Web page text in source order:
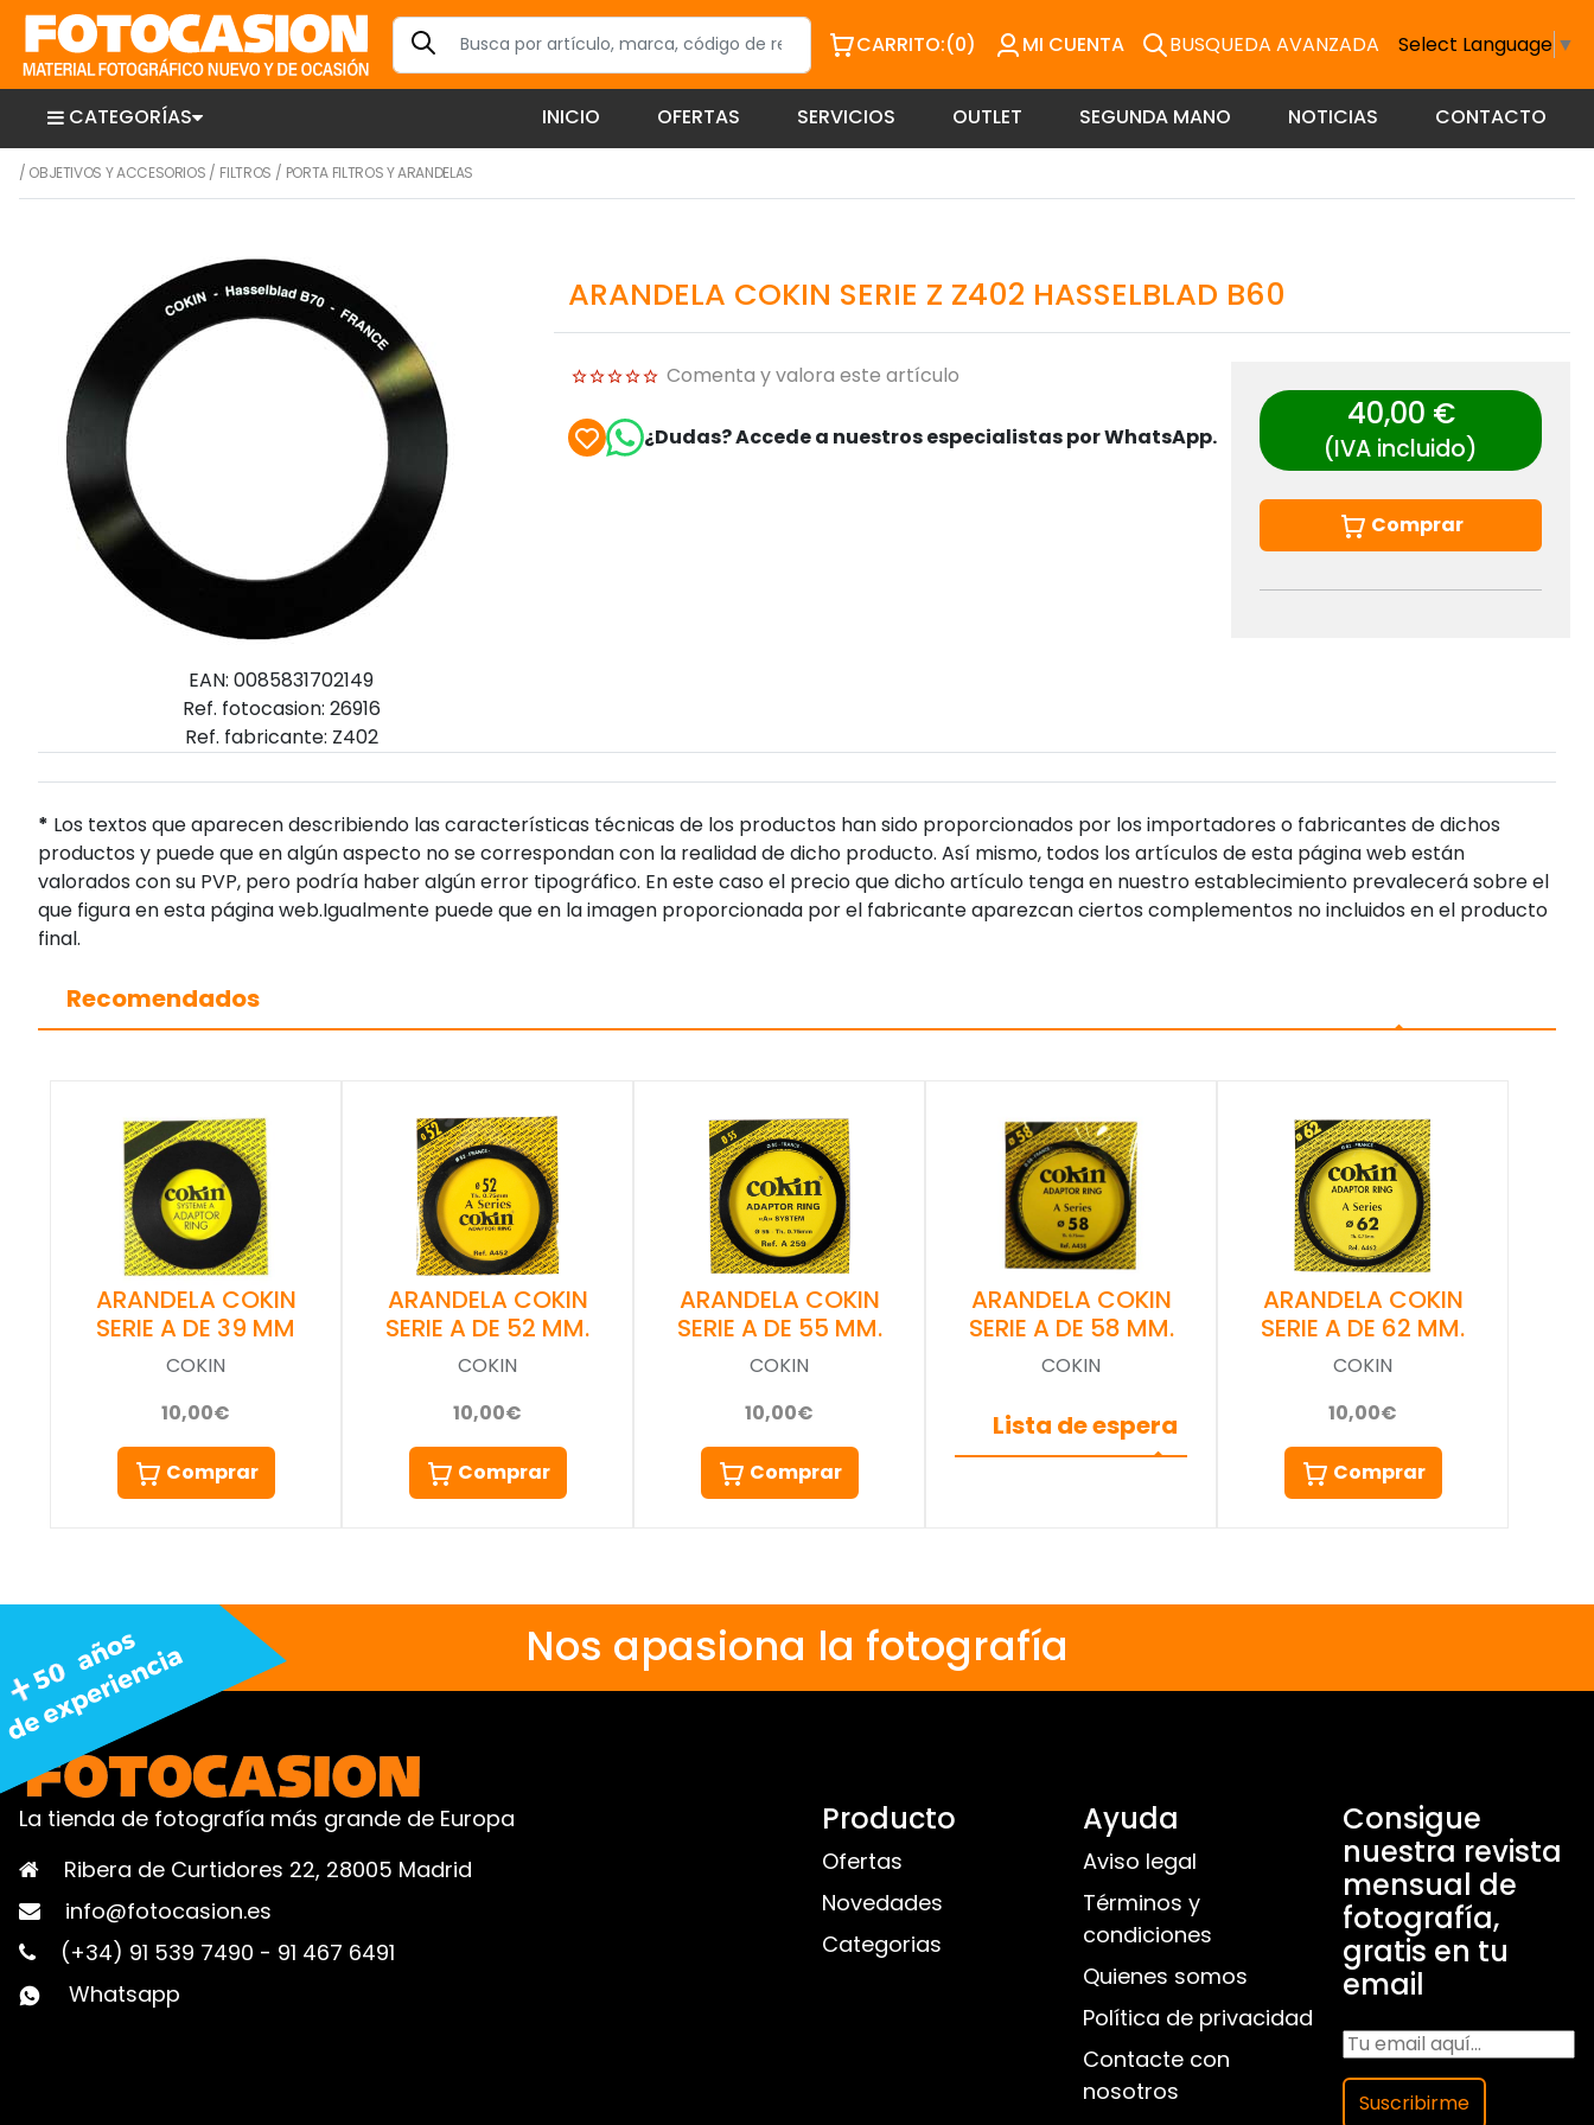
CARRITO:(0) MI CUENTA BUSQUEDA AVANZADA Select Language ▼
CATEGORÍAS INICIO OFERTAS SERVICIOS OUTLET SEGUNDA MANO NOTICIAS CONTACTO
/ OBJETIVOS Y ACCESORIOS / FILTROS / PORTA FILTROS Y ARANDELAS
EAN: 0085831702149
Ref. fotocasion: 26916
Ref. fabricante: Z402
ARANDELA COKIN SERIE Z Z402 HASSELBLAD B60
Comenta y valora este artículo
¿Dudas? Accede a nuestros especialistas por WhatsApp.
40,00 €
(IVA incluido)
Comprar
* Los textos que aparecen describiendo las características técnicas de los productos han sido proporcionados por los importadores o fabricantes de dichos
productos y puede que en algún aspecto no se correspondan con la realidad de dicho producto. Así mismo, todos los artículos de esta página web están
valorados con su PVP, pero podría haber algún error tipográfico. En este caso el precio que dicho artículo tenga en nuestro establecimiento prevalecerá sobre el
que figura en esta página web.Igualmente puede que en la imagen proporcionada por el fabricante aparezcan ciertos complementos no incluidos en el producto
final.
Recomendados
ARANDELA COKIN
SERIE A DE 39 MM
COKIN
10,00€
Comprar
ARANDELA COKIN
SERIE A DE 52 MM.
COKIN
10,00€
Comprar
ARANDELA COKIN
SERIE A DE 55 MM.
COKIN
10,00€
Comprar
ARANDELA COKIN
SERIE A DE 58 MM.
COKIN
Lista de espera
ARANDELA COKIN
SERIE A DE 62 MM.
COKIN
10,00€
Comprar
Nos apasiona la fotografía
La tienda de fotografía más grande de Europa
Ribera de Curtidores 22, 28005 Madrid
info@fotocasion.es
(+34) 91 539 7490 - 91 467 6491
Whatsapp
Producto
Ofertas
Novedades
Categorias
Ayuda
Aviso legal
Términos y
condiciones
Quienes somos
Política de privacidad
Contacte con
nosotros
Consigue
nuestra revista
mensual de
fotografía,
gratis en tu
email
Suscribirme